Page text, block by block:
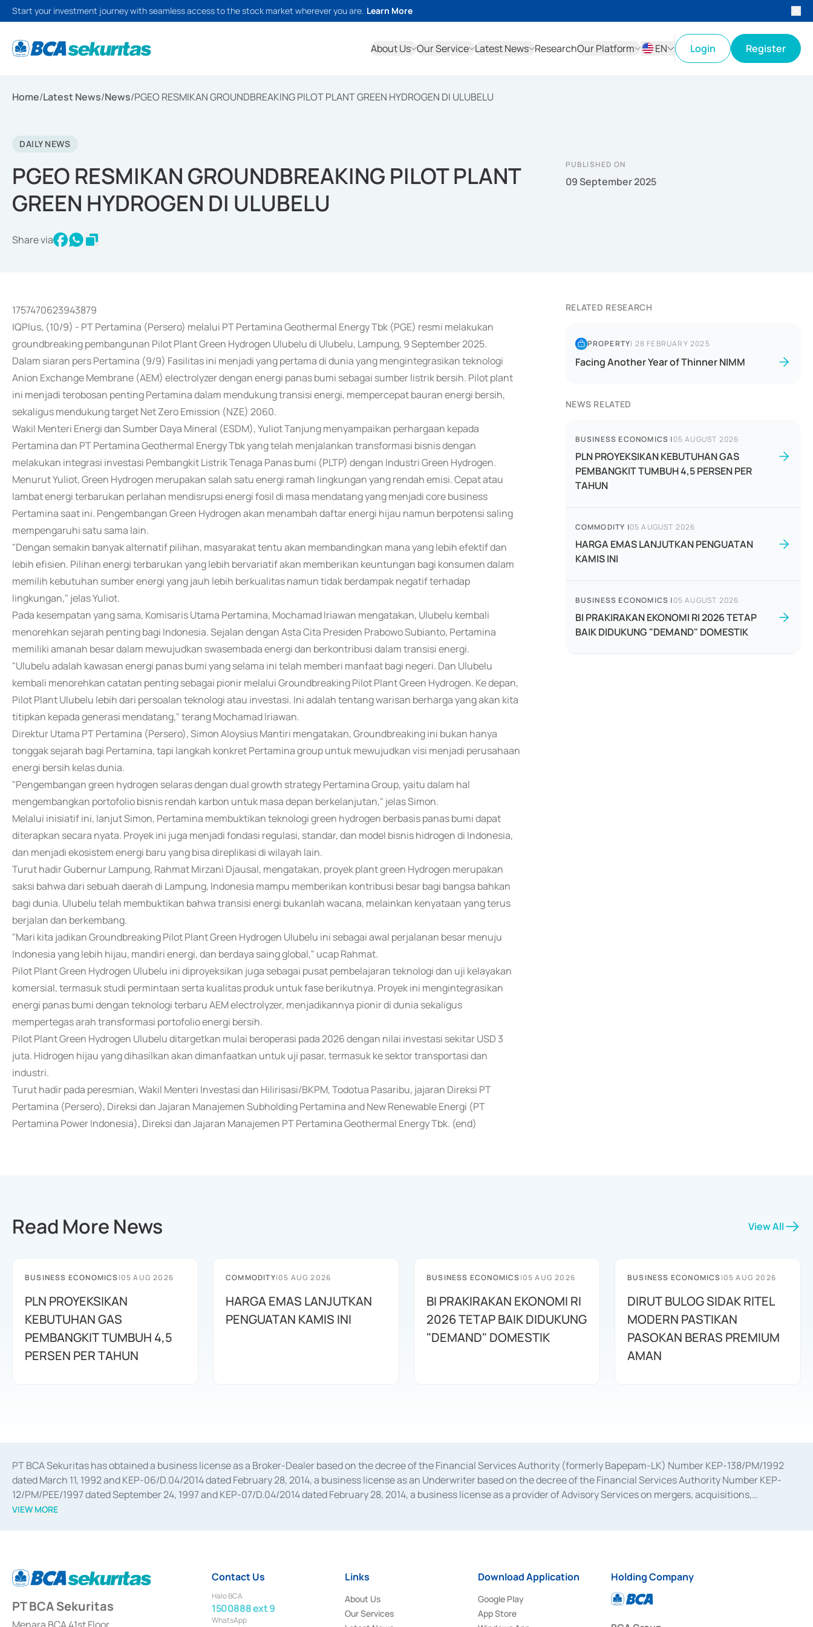
Start your investment journey with seamless access to the stock market wherever you are. Learn More
About Us Our Service Latest News ResearchOur Platform
EN
Login Register
Home/Latest News/News/PGEO RESMIKAN GROUNDBREAKING PILOT PLANT GREEN HYDROGEN DI ULUBELU
DAILY NEWS
PGEO RESMIKAN GROUNDBREAKING PILOT PLANT
GREEN HYDROGEN DI ULUBELU
Share via
PUBLISHED ON
09 September 2025
1757470623943879
IQPlus, (10/9) - PT Pertamina (Persero) melalui PT Pertamina Geothermal Energy Tbk (PGE) resmi melakukan
groundbreaking pembangunan Pilot Plant Green Hydrogen Ulubelu di Ulubelu, Lampung, 9 September 2025.
Dalam siaran pers Pertamina (9/9) Fasilitas ini menjadi yang pertama di dunia yang mengintegrasikan teknologi
Anion Exchange Membrane (AEM) electrolyzer dengan energi panas bumi sebagai sumber listrik bersih. Pilot plant
ini menjadi terobosan penting Pertamina dalam mendukung transisi energi, mempercepat bauran energi bersih,
sekaligus mendukung target Net Zero Emission (NZE) 2060.
Wakil Menteri Energi dan Sumber Daya Mineral (ESDM), Yuliot Tanjung menyampaikan perhargaan kepada
Pertamina dan PT Pertamina Geothermal Energy Tbk yang telah menjalankan transformasi bisnis dengan
melakukan integrasi investasi Pembangkit Listrik Tenaga Panas bumi (PLTP) dengan Industri Green Hydrogen.
Menurut Yuliot, Green Hydrogen merupakan salah satu energi ramah lingkungan yang rendah emisi. Cepat atau
lambat energi terbarukan perlahan mendisrupsi energi fosil di masa mendatang yang menjadi core business
Pertamina saat ini. Pengembangan Green Hydrogen akan menambah daftar energi hijau namun berpotensi saling
mempengaruhi satu sama lain.
"Dengan semakin banyak alternatif pilihan, masyarakat tentu akan membandingkan mana yang lebih efektif dan
lebih efisien. Pilihan energi terbarukan yang lebih bervariatif akan memberikan keuntungan bagi konsumen dalam
memilih kebutuhan sumber energi yang jauh lebih berkualitas namun tidak berdampak negatif terhadap
lingkungan," jelas Yuliot.
Pada kesempatan yang sama, Komisaris Utama Pertamina, Mochamad Iriawan mengatakan, Ulubelu kembali
menorehkan sejarah penting bagi Indonesia. Sejalan dengan Asta Cita Presiden Prabowo Subianto, Pertamina
memiliki amanah besar dalam mewujudkan swasembada energi dan berkontribusi dalam transisi energi.
"Ulubelu adalah kawasan energi panas bumi yang selama ini telah memberi manfaat bagi negeri. Dan Ulubelu
kembali menorehkan catatan penting sebagai pionir melalui Groundbreaking Pilot Plant Green Hydrogen. Ke depan,
Pilot Plant Ulubelu lebih dari persoalan teknologi atau investasi. Ini adalah tentang warisan berharga yang akan kita
titipkan kepada generasi mendatang," terang Mochamad Iriawan.
Direktur Utama PT Pertamina (Persero), Simon Aloysius Mantiri mengatakan, Groundbreaking ini bukan hanya
tonggak sejarah bagi Pertamina, tapi langkah konkret Pertamina group untuk mewujudkan visi menjadi perusahaan
energi bersih kelas dunia.
"Pengembangan green hydrogen selaras dengan dual growth strategy Pertamina Group, yaitu dalam hal
mengembangkan portofolio bisnis rendah karbon untuk masa depan berkelanjutan," jelas Simon.
Melalui inisiatif ini, lanjut Simon, Pertamina membuktikan teknologi green hydrogen berbasis panas bumi dapat
diterapkan secara nyata. Proyek ini juga menjadi fondasi regulasi, standar, dan model bisnis hidrogen di Indonesia,
dan menjadi ekosistem energi baru yang bisa direplikasi di wilayah lain.
Turut hadir Gubernur Lampung, Rahmat Mirzani Djausal, mengatakan, proyek plant green Hydrogen merupakan
saksi bahwa dari sebuah daerah di Lampung, Indonesia mampu memberikan kontribusi besar bagi bangsa bahkan
bagi dunia. Ulubelu telah membuktikan bahwa transisi energi bukanlah wacana, melainkan kenyataan yang terus
berjalan dan berkembang.
"Mari kita jadikan Groundbreaking Pilot Plant Green Hydrogen Ulubelu ini sebagai awal perjalanan besar menuju
Indonesia yang lebih hijau, mandiri energi, dan berdaya saing global," ucap Rahmat.
Pilot Plant Green Hydrogen Ulubelu ini diproyeksikan juga sebagai pusat pembelajaran teknologi dan uji kelayakan
komersial, termasuk studi permintaan serta kualitas produk untuk fase berikutnya. Proyek ini mengintegrasikan
energi panas bumi dengan teknologi terbaru AEM electrolyzer, menjadikannya pionir di dunia sekaligus
mempertegas arah transformasi portofolio energi bersih.
Pilot Plant Green Hydrogen Ulubelu ditargetkan mulai beroperasi pada 2026 dengan nilai investasi sekitar USD 3
juta. Hidrogen hijau yang dihasilkan akan dimanfaatkan untuk uji pasar, termasuk ke sektor transportasi dan
industri.
Turut hadir pada peresmian, Wakil Menteri Investasi dan Hilirisasi/BKPM, Todotua Pasaribu, jajaran Direksi PT
Pertamina (Persero), Direksi dan Jajaran Manajemen Subholding Pertamina and New Renewable Energi (PT
Pertamina Power Indonesia), Direksi dan Jajaran Manajemen PT Pertamina Geothermal Energy Tbk. (end)
RELATED RESEARCH
PROPERTY| 28 FEBRUARY 2025
Facing Another Year of Thinner NIMM
NEWS RELATED
BUSINESS ECONOMICS |05 AUGUST 2026
PLN PROYEKSIKAN KEBUTUHAN GAS
PEMBANGKIT TUMBUH 4,5 PERSEN PER
TAHUN
COMMODITY |05 AUGUST 2026
HARGA EMAS LANJUTKAN PENGUATAN
KAMIS INI
BUSINESS ECONOMICS |05 AUGUST 2026
BI PRAKIRAKAN EKONOMI RI 2026 TETAP
BAIK DIDUKUNG "DEMAND" DOMESTIK
Read More News View All
BUSINESS ECONOMICS|05 AUG 2026
PLN PROYEKSIKAN
KEBUTUHAN GAS
PEMBANGKIT TUMBUH 4,5
PERSEN PER TAHUN
COMMODITY|05 AUG 2026
HARGA EMAS LANJUTKAN
PENGUATAN KAMIS INI
BUSINESS ECONOMICS|05 AUG 2026
BI PRAKIRAKAN EKONOMI RI
2026 TETAP BAIK DIDUKUNG
"DEMAND" DOMESTIK
BUSINESS ECONOMICS|05 AUG 2026
DIRUT BULOG SIDAK RITEL
MODERN PASTIKAN
PASOKAN BERAS PREMIUM
AMAN
PT BCA Sekuritas has obtained a business license as a Broker-Dealer based on the decree of the Financial Services Authority (formerly Bapepam-LK) Number KEP-138/PM/1992
dated March 11, 1992 and KEP-06/D.04/2014 dated February 28, 2014, a business license as an Underwriter based on the decree of the Financial Services Authority Number KEP-
12/PM/PEE/1997 dated September 24, 1997 and KEP-07/D.04/2014 dated February 28, 2014, a business license as a provider of Advisory Services on mergers, acquisitions,
divestments, and joint ventures based on the decree of the Financial Services Authority Number S-67/PM.21/2014 dated February 28, 2014, a business license as a provider of
Settlement of Commercial Paper Transactions whose license was issued in 2018.
VIEW MORE
PT BCA Sekuritas
Contact Us
Halo BCA
1500888 ext 9
WhatsApp
Links
About Us
Our Services
Download Application
Google Play
App Store
Holding Company